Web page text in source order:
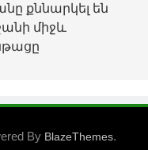
քննարկել են
միջև
By BlazeThemes.